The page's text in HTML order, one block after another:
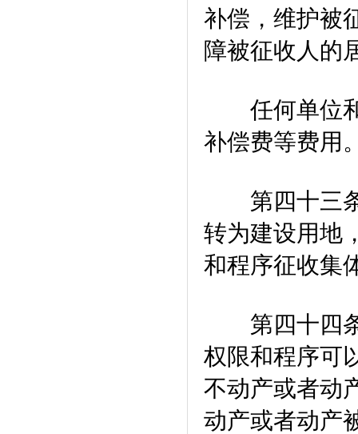
补偿，维护被
障被征收人的
任何单位和
补偿费等费用
第四十三条
转为建设用地
和程序征收集
第四十四条
权限和程序可
不动产或者动
动产或者动产